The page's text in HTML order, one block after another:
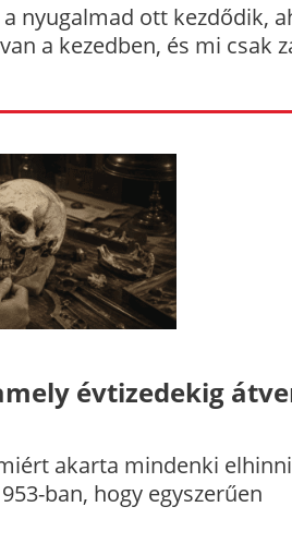
nyugalmad ott kezdődik,
a kezedben, és mi csak
évtizedekig
akarta mindenki
ban, hogy egyszerűen